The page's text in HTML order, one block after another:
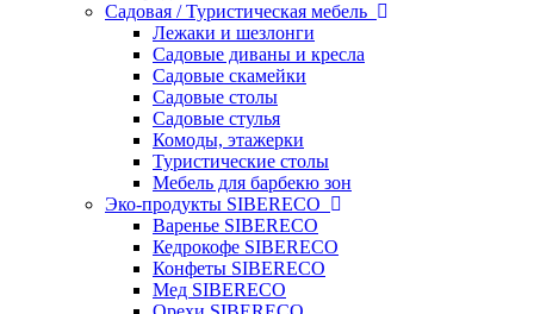
Садовая / Туристическая мебель
Лежаки и шезлонги
Садовые диваны и кресла
Садовые скамейки
Садовые столы
Садовые стулья
Комоды, этажерки
Туристические столы
Мебель для барбекю зон
Эко-продукты SIBERECO
Варенье SIBERECO
Кедрокофе SIBERECO
Конфеты SIBERECO
Мед SIBERECO